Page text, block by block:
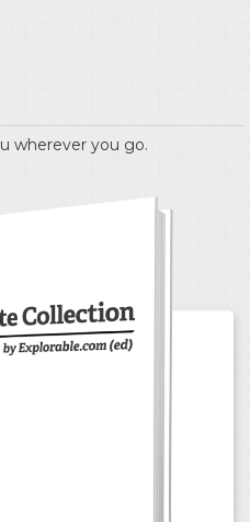
wherever you go.